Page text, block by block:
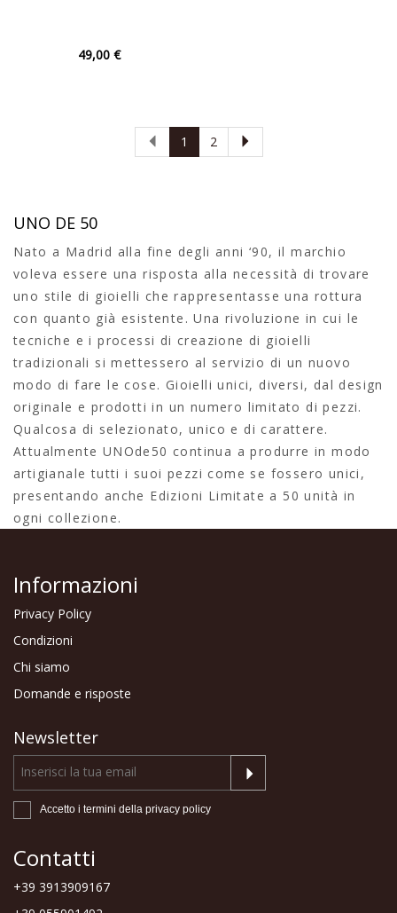
49,00 €
1 2
UNO DE 50
Nato a Madrid alla fine degli anni ‘90, il marchio
voleva essere una risposta alla necessità di trovare
uno stile di gioielli che rappresentasse una rottura
con quanto già esistente. Una rivoluzione in cui le
tecniche e i processi di creazione di gioielli
tradizionali si mettessero al servizio di un nuovo
modo di fare le cose. Gioielli unici, diversi, dal design
originale e prodotti in un numero limitato di pezzi.
Qualcosa di selezionato, unico e di carattere.
Attualmente UNOde50 continua a produrre in modo
artigianale tutti i suoi pezzi come se fossero unici,
presentando anche Edizioni Limitate a 50 unità in
ogni collezione.
Informazioni
Privacy Policy
Condizioni
Chi siamo
Domande e risposte
Newsletter
Accetto i termini della privacy policy
Contatti
+39 3913909167